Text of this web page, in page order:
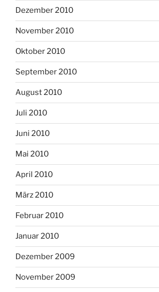
Dezember 2010
November 2010
Oktober 2010
September 2010
August 2010
Juli 2010
Juni 2010
Mai 2010
April 2010
März 2010
Februar 2010
Januar 2010
Dezember 2009
November 2009